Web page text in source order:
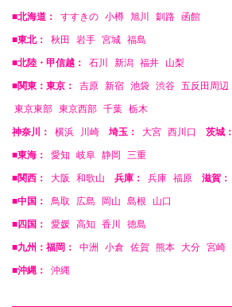
■北海道： すすきの 小樽 旭川 釧路 函館
■東北： 秋田 岩手 宮城 福島
■北陸・甲信越： 石川 新潟 福井 山梨
■関東：東京： 吉原 新宿 池袋 渋谷 五反田周辺
東京東部 東京西部 千葉 栃木
神奈川： 横浜 川崎 埼玉： 大宮 西川口 茨城：
■東海： 愛知 岐阜 静岡 三重
■関西： 大阪 和歌山 兵庫： 兵庫 福原 滋賀：
■中国： 鳥取 広島 岡山 島根 山口
■四国： 愛媛 高知 香川 徳島
■九州：福岡： 中洲 小倉 佐賀 熊本 大分 宮崎
■沖縄： 沖縄